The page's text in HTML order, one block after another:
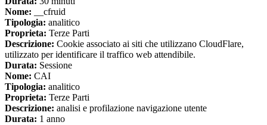
Nome: __cfruid
Tipologia: analitico
Proprieta: Terze Parti
Descrizione: Cookie associato ai siti che utilizzano CloudFlare,
utilizzato per identificare il traffico web attendibile.
Durata: Sessione
Nome: CAI
Tipologia: analitico
Proprieta: Terze Parti
Descrizione: analisi e profilazione navigazione utente
Durata: 1 anno